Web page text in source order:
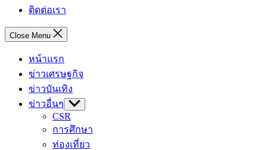
ติดต่อเรา
Close Menu
หน้าแรก
ข่าวเศรษฐกิจ
ข่าวบันเทิง
ข่าวอื่นๆ Show
sub
menu
CSR
การศึกษา
ท่องเที่ยว